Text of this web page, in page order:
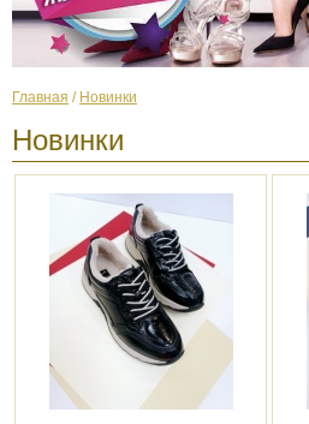
Главная / Новинки
Новинки